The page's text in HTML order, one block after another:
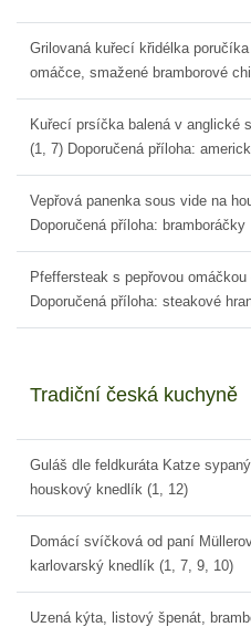
Grilovaná kuřecí křidélka
omáčce, smažené bramborové
Kuřecí prsíčka balená v anglické
(1, 7) Doporučená příloha:
Vepřová panenka sous vide na
Doporučená příloha: bramboráčky
Pfeffersteak s pepřovou
Doporučená příloha: steakové
Tradiční česká kuchyně
Guláš dle feldkuráta Katze
houskový knedlík (1, 12)
Domácí svíčková od paní
karlovarský knedlík (1, 7, 9, 10)
Uzená kýta, listový špenát,